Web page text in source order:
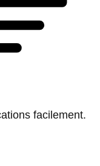
facilement.